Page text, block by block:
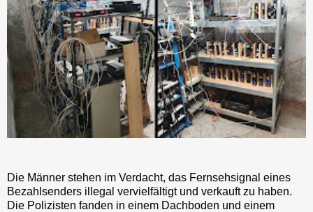
Die Männer stehen im Verdacht, das Fernsehsignal eines
Bezahlsenders illegal vervielfältigt und verkauft zu haben.
Die Polizisten fanden in einem Dachboden und einem